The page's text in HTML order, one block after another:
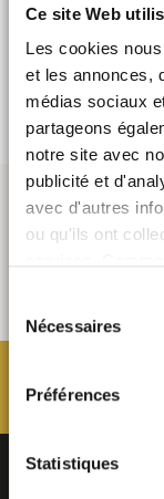
Ce site Web
Les cookies
et les annonces,
médias sociaux
partageons
notre site avec
publicité et
avec d'autres
ou qu'ils ont
cliquant sur «
cookies (sauf
paramétrer vos
autoriser ma
consentement à
Nécessaires
Préférences
Statistiques
On site: 12€
GOING!